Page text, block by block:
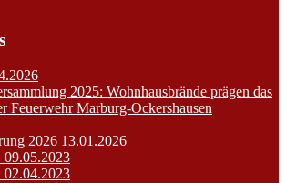
2025: Wohnhausbrände prägen das
Feuerwehr Marburg-Ockershausen
2026 13.01.2026
09.05.2023
02.04.2023